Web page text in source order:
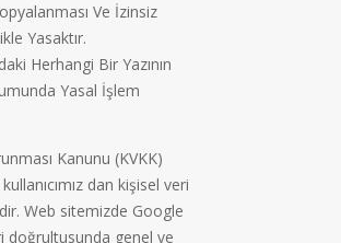
Ve İzinsiz
Yasaktır.
Herhangi Bir Yazının
Yasal İşlem
Kanunu (KVKK)
dan kişisel veri
Web sitemizde Google
doğrultusunda genel ve